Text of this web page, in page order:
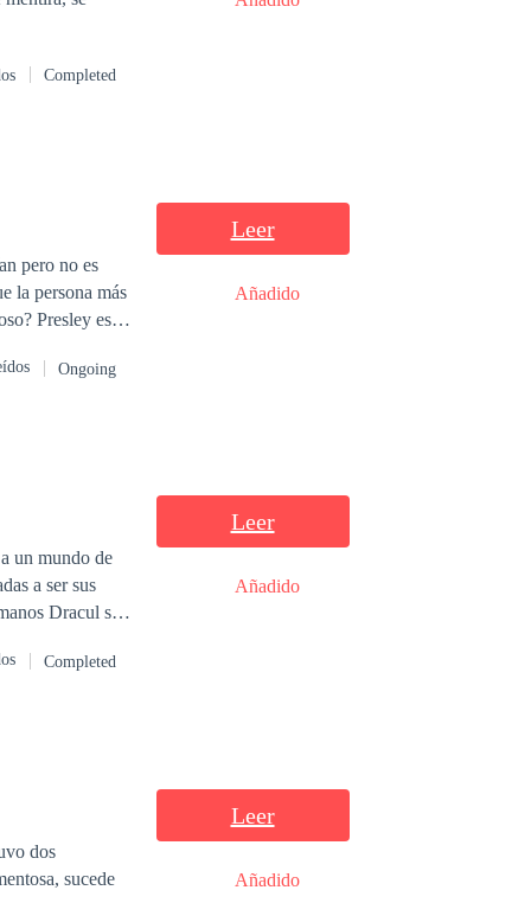
Completed
pero no es
la persona más
Ongoing
Leer
Añadido
a ser sus
Dracul se
amor, sino por
Completed
Leer
Añadido
dos
sucede
Leer
Añadido